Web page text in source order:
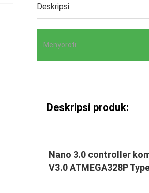
Deskripsi
Menyoroti:
Deskripsi produk:
Nano 3.0 controller
V3.0 ATMEGA328P